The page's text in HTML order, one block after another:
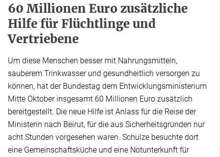
60 Millionen Euro zusätzliche
Hilfe für Flüchtlinge und
Vertriebene
Um diese Menschen besser mit Nahrungsmitteln,
sauberem Trinkwasser und gesundheitlich versorgen zu
können, hat der Bundestag dem Entwicklungsministerium
Mitte Oktober insgesamt 60 Millionen Euro zusätzlich
bereitgestellt. Die neue Hilfe ist Anlass für die Reise der
Ministerin nach Beirut, für die aus Sicherheitsgründen nur
acht Stunden vorgesehen waren. Schulze besuchte dort
eine Gemeinschaftsküche und eine Notunterkunft für